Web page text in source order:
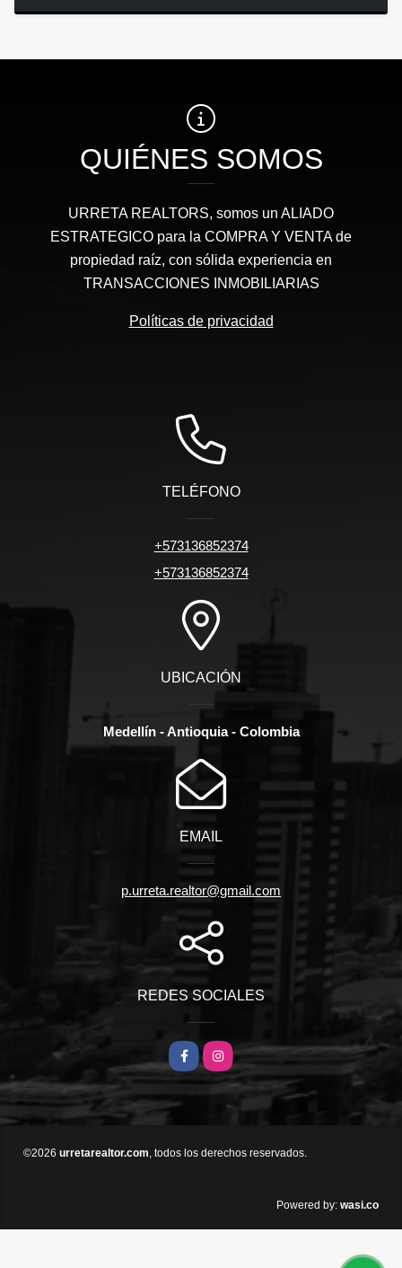
QUIÉNES SOMOS
URRETA REALTORS, somos un ALIADO
ESTRATEGICO para la COMPRA Y VENTA de
propiedad raíz, con sólida experiencia en
TRANSACCIONES INMOBILIARIAS
Políticas de privacidad
TELÉFONO
+573136852374
+573136852374
UBICACIÓN
Medellín - Antioquia - Colombia
EMAIL
p.urreta.realtor@gmail.com
REDES SOCIALES
FacebookInstagram
©2026 urretarealtor.com, todos los derechos reservados.
Powered by: wasi.co